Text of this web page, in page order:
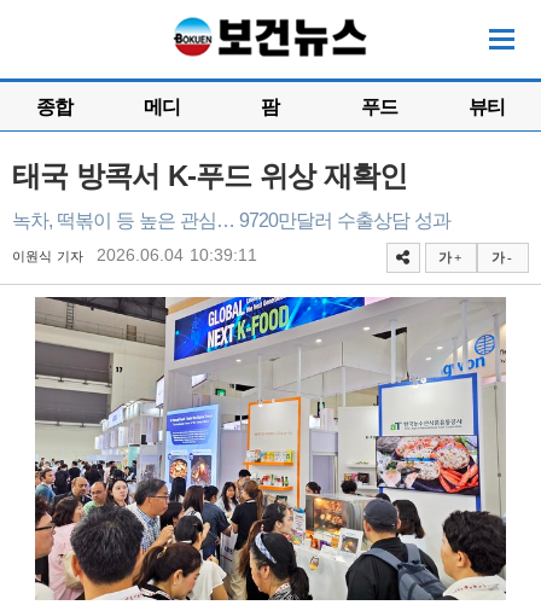
종합 메디 팜 푸드 뷰티
태국 방콕서 K-푸드 위상 재확인
녹차, 떡볶이 등 높은 관심… 9720만달러 수출상담 성과
이원식 기자 2026.06.04 10:39:11 가 + 가 -